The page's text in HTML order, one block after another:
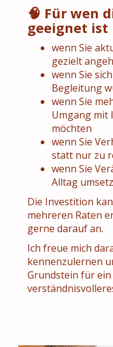
🧠 Für wen
geeignet ist
wenn Sie
gezielt
wenn Sie
Begleitung
wenn Sie
Umgang mit
möchten
wenn Sie
statt nur zu
wenn Sie
Alltag
Die Investition
mehreren Raten
gerne darauf an.
Ich freue mich
kennenzulernen
Grundstein für